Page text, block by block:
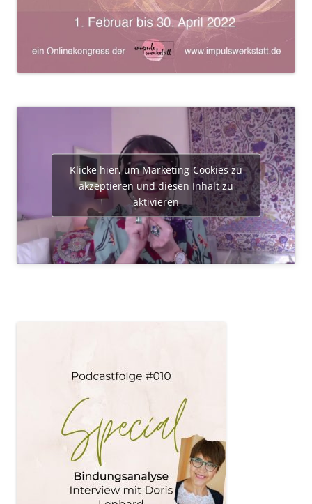
Klicke hier, um Marketing-Cookies zu
akzeptieren und diesen Inhalt zu
aktivieren